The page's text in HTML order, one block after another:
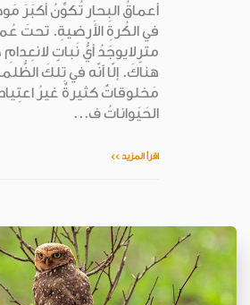
أعماقُ البِحار تُكوِّنُ أكبَرَ
مترٍلايوجَدُ أيُّ نَباتٍ
هناكَ. إلّا أنّه في تِلكَ
مَخلوقاتٌ كثيرةٌ غيرُ
الحَيَواناتُ ف...
اقرأ المزيد >>